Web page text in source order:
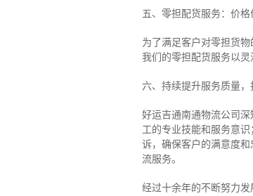
五、零担配货服务：价
为了满足客户对零担货
我们的零担配货服务以灵
六、持续提升服务质量
好运吉通南通物流公司
工的专业技能和服务意
诉，确保客户的满意度
流服务。
经过十余年的不断努力